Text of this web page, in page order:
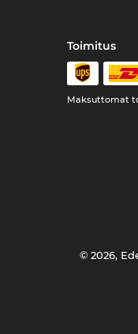
Toimitus
Maksuttomat
© 2026,